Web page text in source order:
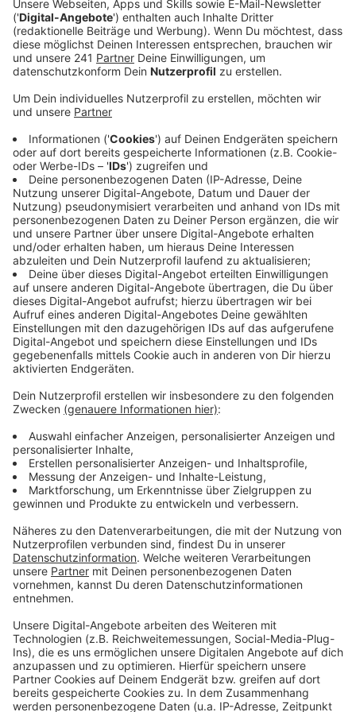
der Baustellen drumherum konnte die
Einbahnstraße bis jetzt noch nicht eingerichtet
werden.
Bis September soll die Straße also jetzt von der
Bensberger Straße an in Fahrtrichtung Am
Scherfenbrand testweise zur Einbahnstraße werden.
Radfahrer dürfen weiterhin in beiden Richtungen durch
den Freudenthaler Weg. Während der Testphase will
die Stadt Verkehrszählungen und
Geschwindigkeitsmessungen machen und den Verkehr
vor Ort beobachten, um zu sehen, ob durch die
einseitige Sperrung die Verkehrssituation verbessert
werden kann. Mit dem Prüfergebnis wird dann
anschließend eine endgültige Entscheidung getroffen.
Anzeige
Weitere Meldungen aus Leverkusen
Anzeige
Machbarkeitsstudie für mögliche Feuerwache "Auf
den Heunen" ist da
EVL erhöht Trinkwasserpreise ab dem 1. April
Google Street View macht Aufnahmen in Leverkusen
Anzeige